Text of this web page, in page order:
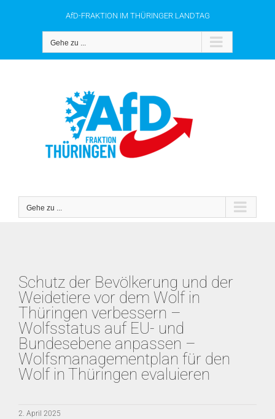
AfD-FRAKTION IM THÜRINGER LANDTAG
Gehe zu ...
Gehe zu ...
Schutz der Bevölkerung und der
Weidetiere vor dem Wolf in
Thüringen verbessern –
Wolfsstatus auf EU- und
Bundesebene anpassen –
Wolfsmanagementplan für den
Wolf in Thüringen evaluieren
2. April 2025